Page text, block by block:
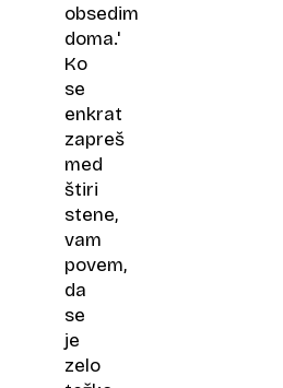
obsedim
doma.'
Ko
se
enkrat
zapreš
med
štiri
stene,
vam
povem,
da
se
je
zelo